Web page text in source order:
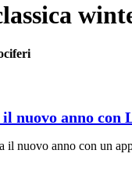
nuovo anno con
il nuovo anno con un